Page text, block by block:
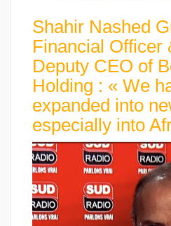
Shahir Nashed
Financial Officer
Deputy CEO of
Holding : « We
expanded into
especially into